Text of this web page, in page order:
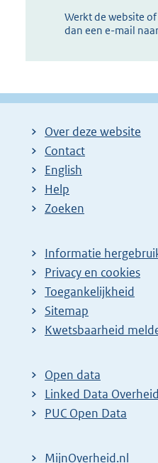
Werkt de website
dan een e-mail naar
Over deze website
Contact
English
Help
Zoeken
Informatie
Privacy en cookies
Toegankelijkheid
Sitemap
E
t
e
r
Kwetsbaarheid
Open data
Linked Data Overheid
PUC Open Data
MijnOverheid.nl